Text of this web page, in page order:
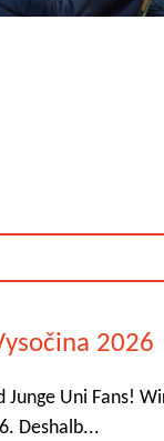
2026
Junge Uni Fans!
Deshalb...